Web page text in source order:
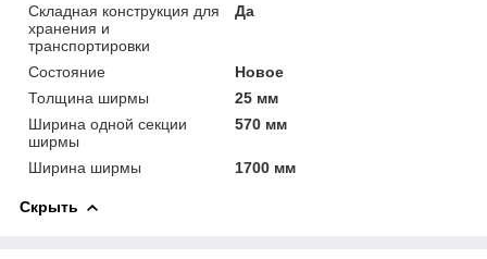
Складная конструкция для
хранения и
транспортировки
Да
Состояние
Новое
Толщина ширмы
25 мм
Ширина одной секции
ширмы
570 мм
Ширина ширмы 1700 мм
Скрыть